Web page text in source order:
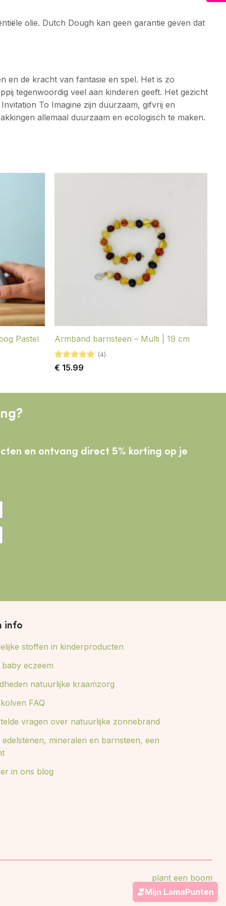
olie. Dutch Dough kan geen garantie geven dat
en de kracht van fantasie en spel. Het is zo
tegenwoordig veel aan kinderen geeft. Het gezicht
To Imagine zijn duurzaam, gifvrij en
allemaal duurzaam en ecologisch te maken.
Pastel Armband barnsteen – Multi | 19 cm
Gewaardeerd
(4)
€ 15.99
en ontvang direct 5% korting op je
info
stoffen in kinderproducten
baby eczeem
natuurlijke kraamzorg
FAQ
vragen over natuurlijke zonnebrand
edelstenen, mineralen en barnsteen, een
in ons blog
plant een boom
Mijn LamaPunten